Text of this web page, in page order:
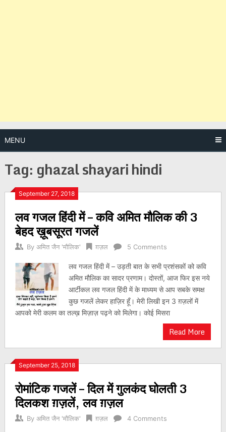
MENU
Tag: ghazal shayari hindi
September 27, 2018
लव गजल हिंदी में – कवि अमित मौलिक की 3
बेहद ख़ूबसूरत गजलें
By अमित जैन 'मौलिक' ग़ज़ल 5 Comments
लव गजल हिंदी में – उड़ती बात के सभी प्रशंसकों को कवि
अमित मौलिक का सादर प्रणाम। दोस्तों, आज फिर इस नये
आर्टीकल लव गजल हिंदी में के माध्यम से आप सबके समक्ष
कुछ गजलें लेकर हाज़िर हूँ। मेरी लिखी इन 3 ग़ज़लों में
आपको मेरी कलम का तल्ख़ मिज़ाज़ पढ़ने को मिलेगा। कोई मिसरा
Read More
September 25, 2018
रोमांटिक गजलें – दिल में गुलकंद घोलती 3
दिलकश ग़ज़लें, लव ग़ज़ल
By अमित जैन 'मौलिक' ग़ज़ल 4 Comments
Posts
navigation